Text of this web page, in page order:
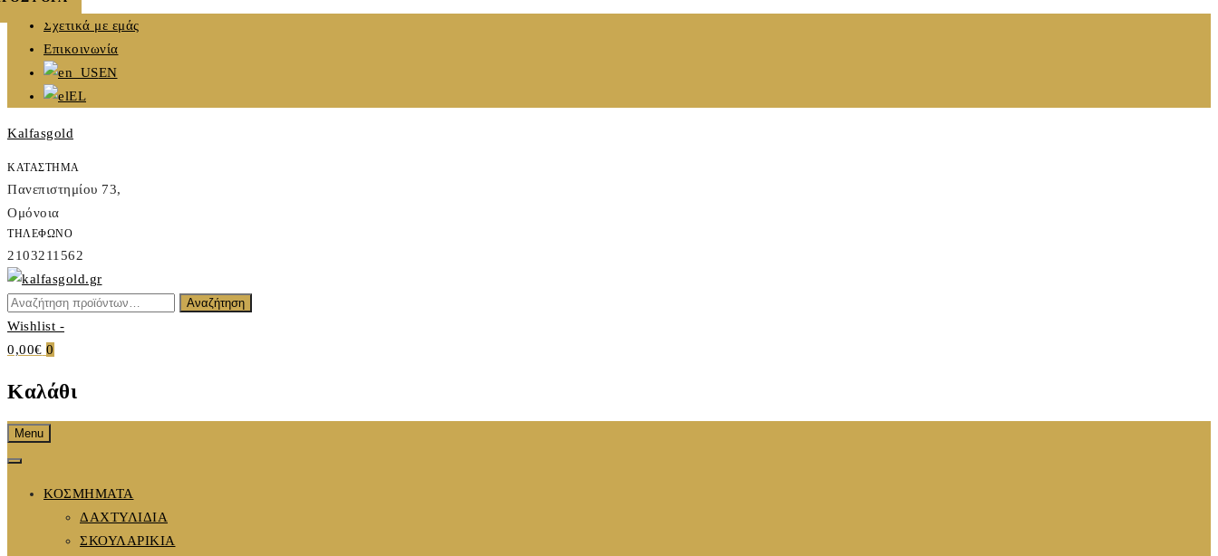
Skip
content
Σχετικά με εμάς
Επικοινωνία
EN
EL
Kalfasgold
ΚΑΤΑΣΤΗΜΑ
Πανεπιστημίου 73,
Ομόνοια
ΤΗΛΕΦΩΝΟ
2103211562
KALFASGOLD
Kalfasgold
Αναζήτηση
για:
Αναζήτηση
Wishlist -
0,00€ 0
Καλάθι
Menu
ΚΟΣΜΗΜΑΤΑ
ΔΑΧΤΥΛΙΔΙΑ
ΣΚΟΥΛΑΡΙΚΙΑ